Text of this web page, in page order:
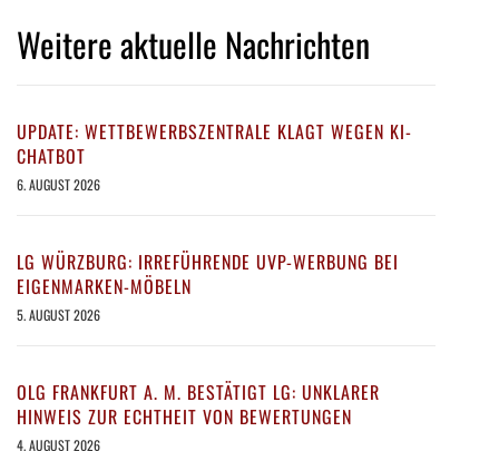
Weitere aktuelle Nachrichten
UPDATE: WETTBEWERBSZENTRALE KLAGT WEGEN KI-
CHATBOT
6. AUGUST 2026
LG WÜRZBURG: IRREFÜHRENDE UVP-WERBUNG BEI
EIGENMARKEN-MÖBELN
5. AUGUST 2026
OLG FRANKFURT A. M. BESTÄTIGT LG: UNKLARER
HINWEIS ZUR ECHTHEIT VON BEWERTUNGEN
4. AUGUST 2026